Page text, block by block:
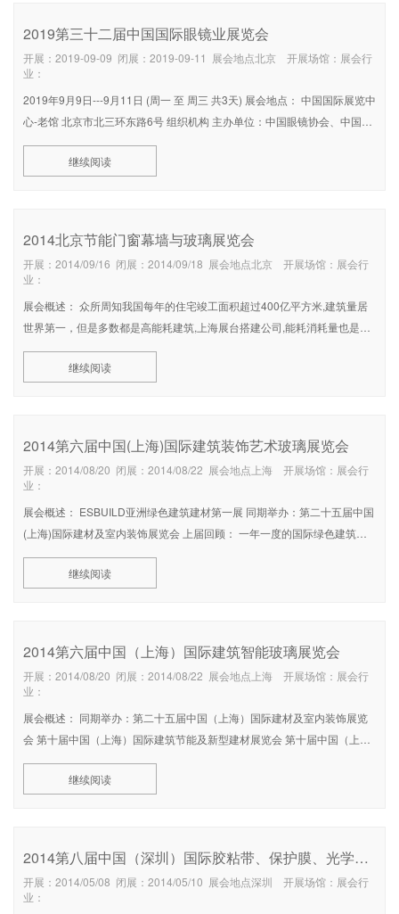
2019第三十二届中国国际眼镜业展览会
开展：2019-09-09 闭展：2019-09-11 展会地点北京 开展场馆：展会行
业：
2019年9月9日---9月11日 (周一 至 周三 共3天) 展会地点： 中国国际展览中
心-老馆 北京市北三环东路6号 组织机构 主办单位：中国眼镜协会、中国中
继续阅读
2014北京节能门窗幕墙与玻璃展览会
开展：2014/09/16 闭展：2014/09/18 展会地点北京 开展场馆：展会行
业：
展会概述： 众所周知我国每年的住宅竣工面积超过400亿平方米,建筑量居
世界第一，但是多数都是高能耗建筑,上海展台搭建公司,能耗消耗量也是发
达国家的三倍之多,而低碳节能的建筑只有百分之十五左右。 国家“十二
五”规划提出，建筑业要推广绿色建筑和绿色施工，着力用先进建筑材料、
继续阅读
2014第六届中国(上海)国际建筑装饰艺术玻璃展览会
开展：2014/08/20 闭展：2014/08/22 展会地点上海 开展场馆：展会行
业：
展会概述： ESBUILD亚洲绿色建筑建材第一展 同期举办：第二十五届中国
(上海)国际建材及室内装饰展览会 上届回顾： 一年一度的国际绿色建筑大
展-“亚洲绿色建筑建材博览会”已在上海新国际博览中心隆重召开。在本届展
会中，新型室内装饰材料--建筑艺术玻璃
继续阅读
2014第六届中国（上海）国际建筑智能玻璃展览会
开展：2014/08/20 闭展：2014/08/22 展会地点上海 开展场馆：展会行
业：
展会概述： 同期举办：第二十五届中国（上海）国际建材及室内装饰展览
会 第十届中国（上海）国际建筑节能及新型建材展览会 第十届中国（上
海）国际门窗幕墙博览会 上届回顾： 一年一度的国际绿色建筑大展-“亚洲
绿色建筑建材博览会”已于2013年8月
继续阅读
2014第八届中国（深圳）国际胶粘带、保护膜、光学膜及模切展览会
开展：2014/05/08 闭展：2014/05/10 展会地点深圳 开展场馆：展会行
业：